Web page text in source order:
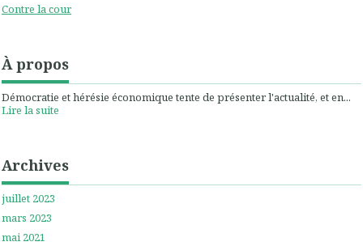
Contre la cour
À propos
Démocratie et hérésie économique tente de présenter l'actualité, et en...
Lire la suite
Archives
juillet 2023
mars 2023
mai 2021